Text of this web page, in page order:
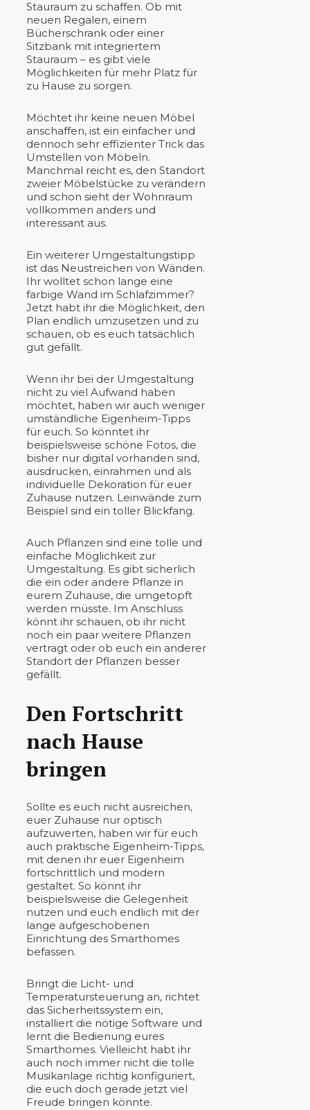
Stauraum zu schaffen. Ob mit
neuen Regalen, einem
Bücherschrank oder einer
Sitzbank mit integriertem
Stauraum – es gibt viele
Möglichkeiten für mehr Platz für
zu Hause zu sorgen.
Möchtet ihr keine neuen Möbel
anschaffen, ist ein einfacher und
dennoch sehr effizienter Trick das
Umstellen von Möbeln.
Manchmal reicht es, den Standort
zweier Möbelstücke zu verändern
und schon sieht der Wohnraum
vollkommen anders und
interessant aus.
Ein weiterer Umgestaltungstipp
ist das Neustreichen von Wänden.
Ihr wolltet schon lange eine
farbige Wand im Schlafzimmer?
Jetzt habt ihr die Möglichkeit, den
Plan endlich umzusetzen und zu
schauen, ob es euch tatsächlich
gut gefällt.
Wenn ihr bei der Umgestaltung
nicht zu viel Aufwand haben
möchtet, haben wir auch weniger
umständliche Eigenheim-Tipps
für euch. So könntet ihr
beispielsweise schöne Fotos, die
bisher nur digital vorhanden sind,
ausdrucken, einrahmen und als
individuelle Dekoration für euer
Zuhause nutzen. Leinwände zum
Beispiel sind ein toller Blickfang.
Auch Pflanzen sind eine tolle und
einfache Möglichkeit zur
Umgestaltung. Es gibt sicherlich
die ein oder andere Pflanze in
eurem Zuhause, die umgetopft
werden müsste. Im Anschluss
könnt ihr schauen, ob ihr nicht
noch ein paar weitere Pflanzen
vertragt oder ob euch ein anderer
Standort der Pflanzen besser
gefällt.
Den Fortschritt
nach Hause
bringen
Sollte es euch nicht ausreichen,
euer Zuhause nur optisch
aufzuwerten, haben wir für euch
auch praktische Eigenheim-Tipps,
mit denen ihr euer Eigenheim
fortschrittlich und modern
gestaltet. So könnt ihr
beispielsweise die Gelegenheit
nutzen und euch endlich mit der
lange aufgeschobenen
Einrichtung des Smarthomes
befassen.
Bringt die Licht- und
Temperatursteuerung an, richtet
das Sicherheitssystem ein,
installiert die nötige Software und
lernt die Bedienung eures
Smarthomes. Vielleicht habt ihr
auch noch immer nicht die tolle
Musikanlage richtig konfiguriert,
die euch doch gerade jetzt viel
Freude bringen könnte.